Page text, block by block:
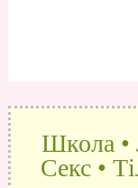
Школа •
Секс •